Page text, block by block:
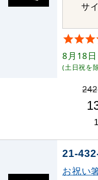
サ
8月18日
(土日祝を
242
21-
お祝い